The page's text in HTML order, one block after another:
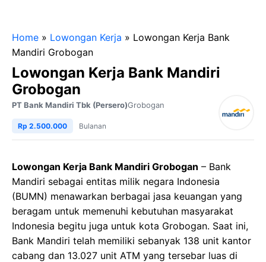
Home » Lowongan Kerja » Lowongan Kerja Bank
Mandiri Grobogan
Lowongan Kerja Bank Mandiri
Grobogan
PT Bank Mandiri Tbk (Persero)Grobogan
Rp 2.500.000 Bulanan
Lowongan Kerja Bank Mandiri Grobogan – Bank
Mandiri sebagai entitas milik negara Indonesia
(BUMN) menawarkan berbagai jasa keuangan yang
beragam untuk memenuhi kebutuhan masyarakat
Indonesia begitu juga untuk kota Grobogan. Saat ini,
Bank Mandiri telah memiliki sebanyak 138 unit kantor
cabang dan 13.027 unit ATM yang tersebar luas di